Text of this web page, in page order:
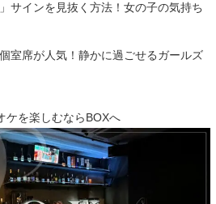
サインを見抜く方法！女の子の気持ち
室席が人気！静かに過ごせるガールズ
ケを楽しむならBOXへ